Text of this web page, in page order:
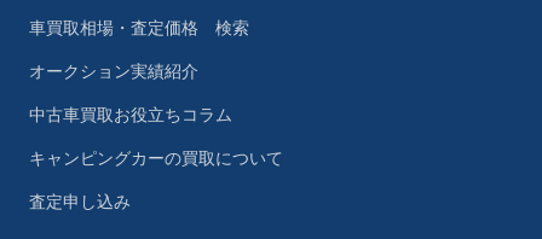
車買取相場・査定価格 検索
オークション実績紹介
中古車買取お役立ちコラム
キャンピングカーの買取について
査定申し込み